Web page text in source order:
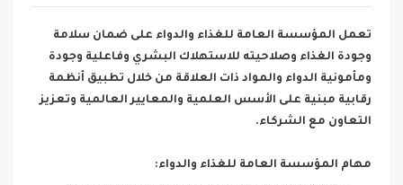
تعمل المؤسسة العامة للغذاء والدواء على ضمان سلامة
وجودة الغذاء وصلاحيته للاستهلاك البشري وفاعلية وجودة
ومأمونية الدواء والمواد ذات العلاقة من خلال تطبيق أنظمة
رقابية مبنية على الأسس العلمية والمعايير العالمية وتعزيز
التعاون مع الشركاء.
مهام المؤسسة العامة للغذاء والدواء: